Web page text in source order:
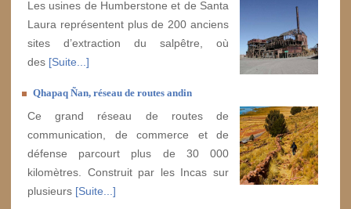
Les usines de Humberstone et de Santa
Laura représentent plus de 200 anciens
sites d’extraction du salpêtre, où
des [Suite...]
Qhapaq Ñan, réseau de routes andin
Ce grand réseau de routes de
communication, de commerce et de
défense parcourt plus de 30 000
kilomètres. Construit par les Incas sur
plusieurs [Suite...]